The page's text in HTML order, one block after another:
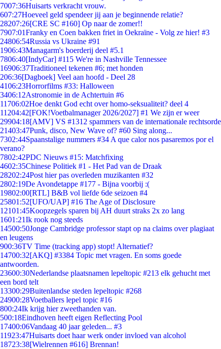
7007:36Huisarts verkracht vrouw.
607:27Hoeveel geld spendeer jij aan je beginnende relatie?
28207:26[CRE SC #160] Op naar de zomer!!
7907:01Franky en Coen bakken friet in Oekraïne - Volg ze hier! #3
24806:54Russia vs Ukraine #91
1906:43Managarm's boerderij deel #5.1
7806:40[IndyCar] #115 We're in Nashville Tennessee
16906:37Traditioneel tekenen #6; met honden
206:36[Dagboek] Veel aan hoofd - Deel 28
4106:23Horrorfilms #33: Halloween
3406:12Astronomie in de Achtertuin #6
11706:02Hoe denkt God echt over homo-seksualiteit? deel 4
11204:42[FOK!Voetbalmanager 2026/2027] #1 We zijn er weer
29904:18[AMV] VS #1312 spammers van de internationale rechtsorde
21403:47Punk, disco, New Wave of? #60 Sing along...
7302:44Spaanstalige nummers #34 A que calor nos pasaremos por el
verano?
7802:42PDC Nieuws #15: Matchfixing
4602:35Chinese Politiek #1 - Het Pad van de Draak
28202:24Post hier pas overleden muzikanten #32
2802:19De Avondetappe #177 - Bijna voorbij :(
19802:00[RTL] B&B vol liefde 6de seizoen #4
25801:52[UFO/UAP] #16 The Age of Disclosure
12101:45Koopzegels sparen bij AH duurt straks 2x zo lang
1601:21Ik rook nog steeds
14500:50Jonge Cambridge professor stapt op na claims over plagiaat
en leugens
900:36TV Time (tracking app) stopt! Alternatief?
14700:32[AKQ] #3384 Topic met vragen. En soms goede
antwoorden.
23600:30Nederlandse plaatsnamen lepeltopic #213 elk gehucht met
een bord telt
13300:29Buitenlandse steden lepeltopic #268
24900:28Voetballers lepel topic #16
800:24Ik krijg hier zweethanden van.
500:18Eindhoven heeft eigen Reflecting Pool
17400:06Vandaag 40 jaar geleden... #3
11923:47Huisarts doet haar werk onder invloed van alcohol
18723:38[Wielrennen #616] Brennan!